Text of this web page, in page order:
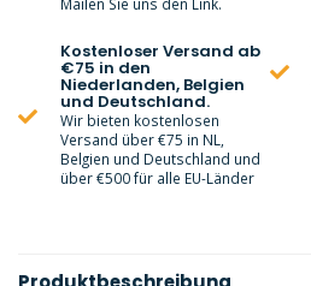
Kostenloser Versand ab
€75 in den
Niederlanden, Belgien
und Deutschland.
Wir bieten kostenlosen
Versand über €75 in NL,
Belgien und Deutschland und
über €500 für alle EU-Länder